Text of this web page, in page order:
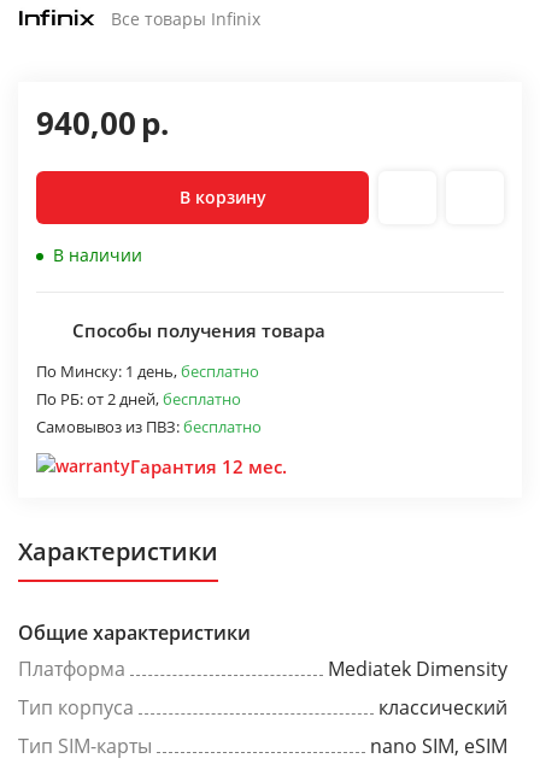
Все товары Infinix
940,00р.
В корзину
В наличии
Способы получения товара
По Минску: 1 день,бесплатно
По РБ:от 2 дней,бесплатно
Самовывоз из ПВЗ:бесплатно
Гарантия 12 мес.
Характеристики
Общие характеристики
Платформа
Mediatek Dimensity
Тип корпуса
классический
Тип SIM-карты
nano SIM, eSIM